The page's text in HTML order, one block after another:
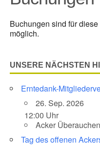
Buchungen sind für
möglich.
UNSERE NÄCHSTEN
Erntedank-
26. Sep. 2026
12:00 Uhr
Acker Überauchen
Tag des offenen